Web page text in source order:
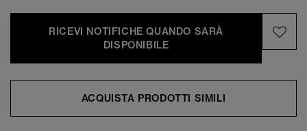
RICEVI NOTIFICHE QUANDO SARÀ
DISPONIBILE
ACQUISTA PRODOTTI SIMILI